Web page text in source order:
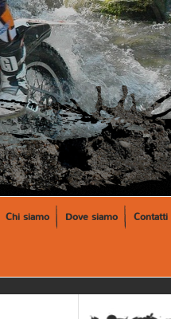
Chi siamo Dove siamo Contatti